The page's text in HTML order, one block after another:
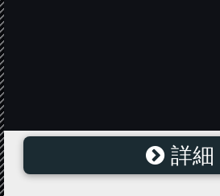
4連アコーディオンJタイプパイプ
詳細